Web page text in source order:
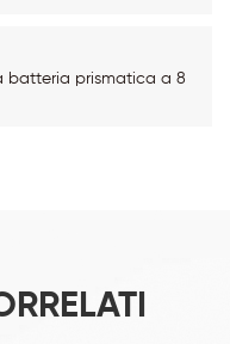
batteria prismatica a 8